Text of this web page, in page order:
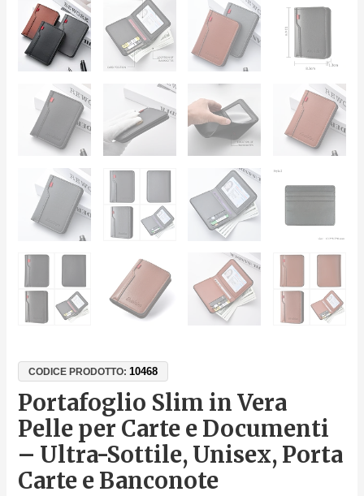
CODICE PRODOTTO:10468
Portafoglio Slim in Vera
Pelle per Carte e Documenti
– Ultra-Sottile, Unisex, Porta
Carte e Banconote